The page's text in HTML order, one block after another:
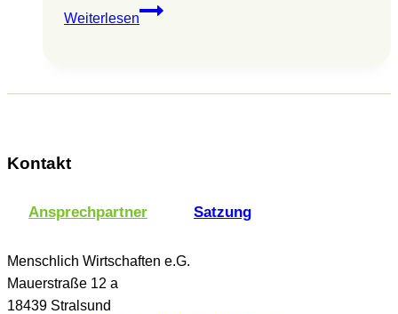
Weiterlesen
Hilke
Kontakt
Ansprechpartner Satzung
Menschlich Wirtschaften e.G.
Mauerstraße 12 a
18439 Stralsund